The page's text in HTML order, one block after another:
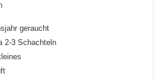
geraucht
2-3 Schachteln